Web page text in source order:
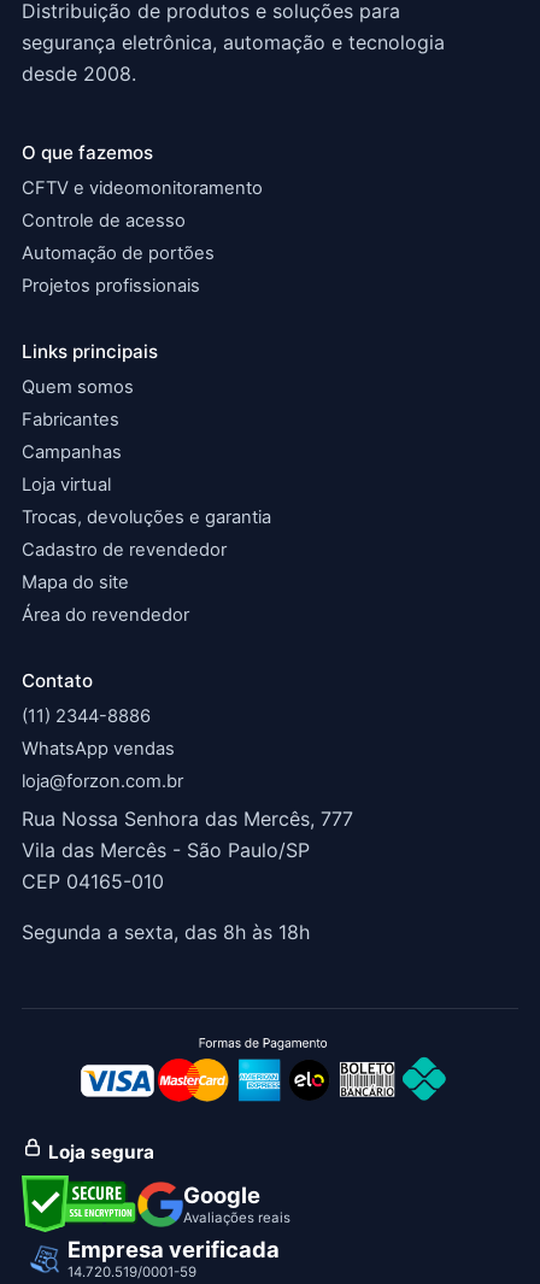
Distribuição de produtos e soluções para
segurança eletrônica, automação e tecnologia
desde 2008.
O que fazemos
CFTV e videomonitoramento
Controle de acesso
Automação de portões
Projetos profissionais
Links principais
Quem somos
Fabricantes
Campanhas
Loja virtual
Trocas, devoluções e garantia
Cadastro de revendedor
Mapa do site
Área do revendedor
Contato
(11) 2344-8886
WhatsApp vendas
loja@forzon.com.br
Rua Nossa Senhora das Mercês, 777
Vila das Mercês - São Paulo/SP
CEP 04165-010
Segunda a sexta, das 8h às 18h
Loja segura
Google
Avaliações reais
Empresa verificada
14.720.519/0001-59